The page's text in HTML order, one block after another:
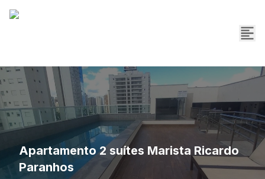
Apartamento 2 suítes Marista Ricardo
Paranhos